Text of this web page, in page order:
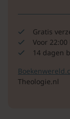
Gratis
Voor
14 dagen
Theologie.nl